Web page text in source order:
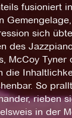
fusioniert
sich
des
McCoy Tyner
die
So
rieben
in der